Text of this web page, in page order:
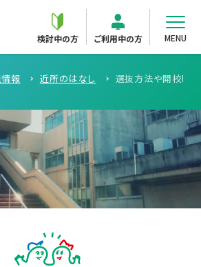
検討中の方 ご利用中の方 MENU
報 近所のはなし 選抜方法や開校時